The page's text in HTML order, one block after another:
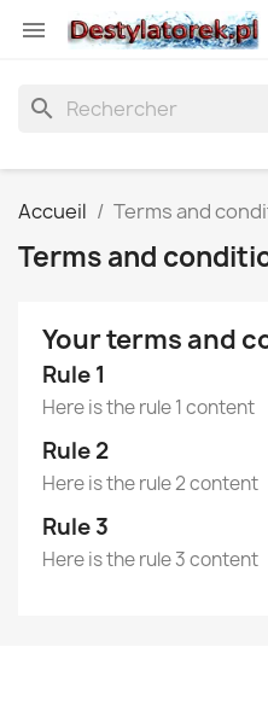

search
Accueil Terms and
Terms and
Your terms and
Rule 1
Here is the rule 1 content
Rule 2
Here is the rule 2 content
Rule 3
Here is the rule 3 content